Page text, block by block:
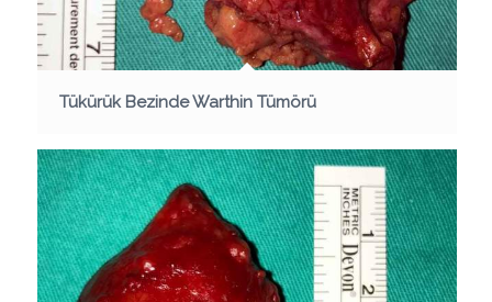
Tükürük Bezinde Warthin Tümörü